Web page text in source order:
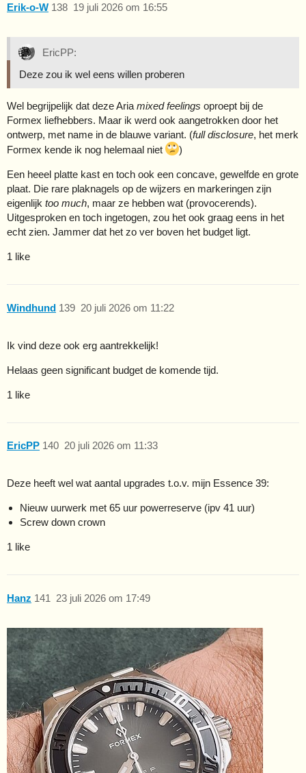
Erik-o-W 19 juli 2026 om 16:55
138
EricPP:
Deze zou ik wel eens willen proberen
Wel begrijpelijk dat deze Ariamixed feelings oproept bij de
Formex liefhebbers. Maar ik werd ook aangetrokken door het
ontwerp, met name in de blauwe variant. (full disclosure, het merk
Formex kende ik nog helemaal niet
)
Een heeel platte kast en toch ook een concave, gewelfde en grote
plaat. Die rare plaknagels op de wijzers en markeringen zijn
eigenlijk too much, maar ze hebben wat (provocerends).
Uitgesproken en toch ingetogen, zou het ook graag eens in het
echt zien. Jammer dat het zo ver boven het budget ligt.
1 like
Windhund 20 juli 2026 om 11:22
139
Ik vind deze ook erg aantrekkelijk!
Helaas geen significant budget de komende tijd.
1 like
EricPP 20 juli 2026 om 11:33
140
Deze heeft wel wat aantal upgrades t.o.v. mijn Essence 39:
Nieuw uurwerk met 65 uur powerreserve (ipv 41 uur)
Screw down crown
1 like
Hanz 23 juli 2026 om 17:49
141